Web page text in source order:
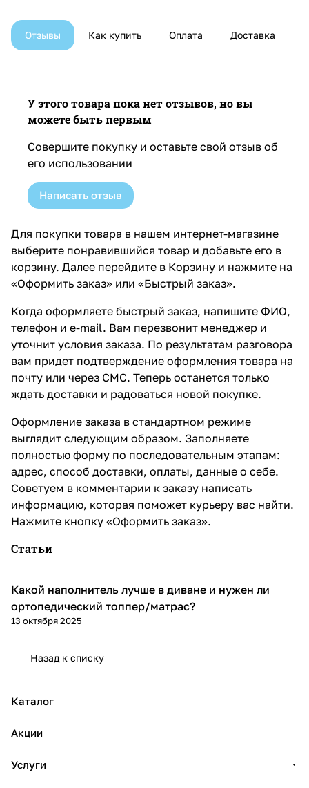
Отзывы Как купить Оплата Доставка
У этого товара пока нет отзывов, но вы
можете быть первым
Совершите покупку и оставьте свой отзыв об
его использовании
Написать отзыв
Для покупки товара в нашем интернет-магазине
выберите понравившийся товар и добавьте его в
корзину. Далее перейдите в Корзину и нажмите на
«Оформить заказ» или «Быстрый заказ».
Когда оформляете быстрый заказ, напишите ФИО,
телефон и e-mail. Вам перезвонит менеджер и
уточнит условия заказа. По результатам разговора
вам придет подтверждение оформления товара на
почту или через СМС. Теперь останется только
ждать доставки и радоваться новой покупке.
Оформление заказа в стандартном режиме
выглядит следующим образом. Заполняете
полностью форму по последовательным этапам:
адрес, способ доставки, оплаты, данные о себе.
Советуем в комментарии к заказу написать
информацию, которая поможет курьеру вас найти.
Нажмите кнопку «Оформить заказ».
Статьи
Диваны и кресла
Какой наполнитель лучше в диване и нужен ли
ортопедический топпер/матрас?
13 октября 2025
Назад к списку
Каталог
Акции
Услуги